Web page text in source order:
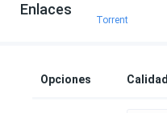
Enlaces
Torrent
Opciones Calidad